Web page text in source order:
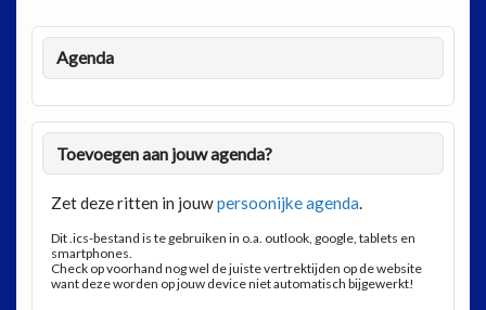
Agenda
Toevoegen aan jouw agenda?
Zet deze ritten in jouwpersoonijke agenda.
Dit .ics-bestand is te gebruiken in o.a. outlook, google, tablets en
smartphones.
Check op voorhand nog wel de juiste vertrektijden op de website
want deze worden op jouw device niet automatisch bijgewerkt!